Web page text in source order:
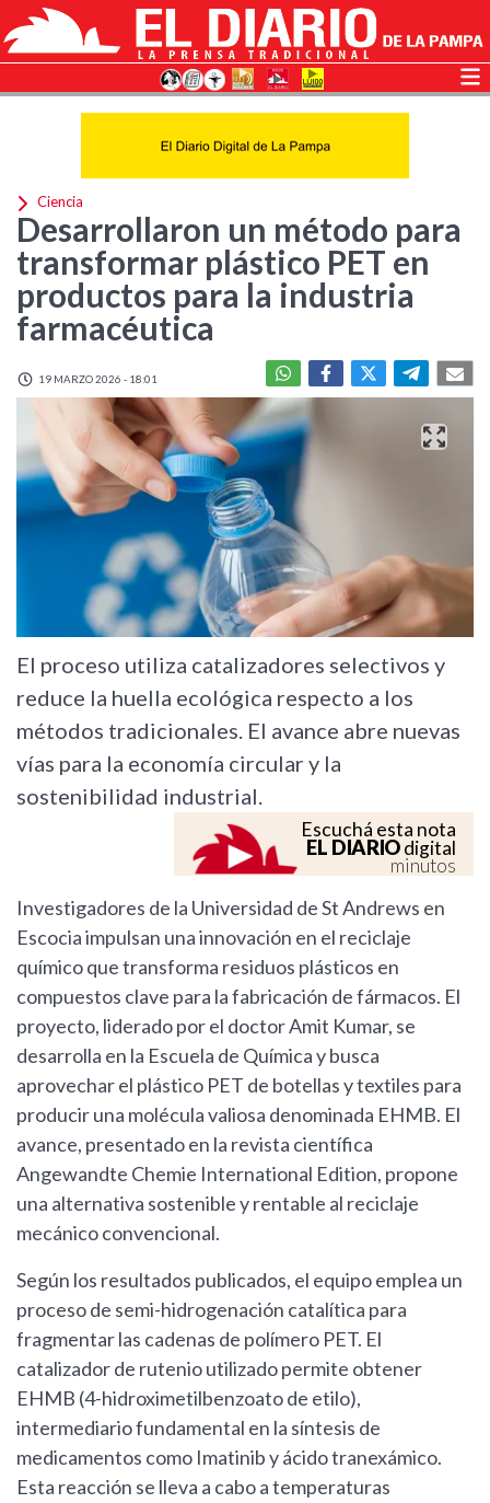
Ciencia
Desarrollaron un método para
transformar plástico PET en
productos para la industria
farmacéutica
19 MARZO 2026 - 18:01
El proceso utiliza catalizadores selectivos y
reduce la huella ecológica respecto a los
métodos tradicionales. El avance abre nuevas
vías para la economía circular y la
sostenibilidad industrial.
Escuchá esta nota
EL DIARIOdigital
minutos
Investigadores de la Universidad de St Andrews en
Escocia impulsan una innovación en el reciclaje
químico que transforma residuos plásticos en
compuestos clave para la fabricación de fármacos. El
proyecto, liderado por el doctor Amit Kumar, se
desarrolla en la Escuela de Química y busca
aprovechar el plástico PET de botellas y textiles para
producir una molécula valiosa denominada EHMB. El
avance, presentado en la revista científica
Angewandte Chemie International Edition, propone
una alternativa sostenible y rentable al reciclaje
mecánico convencional.
Según los resultados publicados, el equipo emplea un
proceso de semi-hidrogenación catalítica para
fragmentar las cadenas de polímero PET. El
catalizador de rutenio utilizado permite obtener
EHMB (4-hidroximetilbenzoato de etilo),
intermediario fundamental en la síntesis de
medicamentos como Imatinib y ácido tranexámico.
Esta reacción se lleva a cabo a temperaturas